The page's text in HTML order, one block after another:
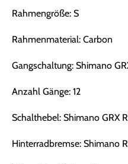
Rahmengröße: S
Rahmenmaterial: Carbon
Gangschaltung: Shimano
Anzahl Gänge: 12
Schalthebel: Shimano GRX
Hinterradbremse: Shimano